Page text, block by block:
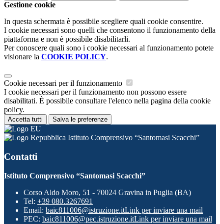
Gestione cookie
In questa schermata è possibile scegliere quali cookie consentire.
I cookie necessari sono quelli che consentono il funzionamento della
piattaforma e non è possibile disabilitarli.
Per conoscere quali sono i cookie necessari al funzionamento potete
visionare la COOKIE POLICY.
Cookie necessari per il funzionamento
I cookie necessari per il funzionamento non possono essere
disabilitati. È possibile consultare l'elenco nella pagina della cookie
policy.
Accetta tutti Salva le preferenze
Istituto Comprensivo “Santomasi Scacchi”
Contatti
Istituto Comprensivo “Santomasi Scacchi”
Corso Aldo Moro, 51 - 70024 Gravina in Puglia (BA)
Tel: +39 080.3267691
Email: baic811006@istruzione.itLink per inviare una mail
PEC: baic811006@pec.istruzione.itLink per inviare una mail